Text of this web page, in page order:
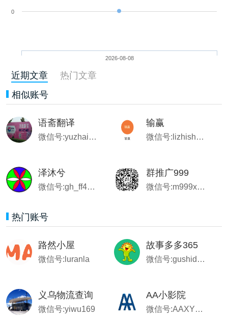
2026-08-08
0
近期文章
热门文章
相似账号
语斋翻译
微信号:yuzhai-china
输赢
微信号:lizhishare
泽沐兮
微信号:gh_ff4788c30b99
群推广999
微信号:m999xynet
热门账号
路然小屋
微信号:luranla
故事多多365
微信号:gushiduoduo61
义乌物流查询
微信号:yiwu169
AA小影院
微信号:AAXYY999